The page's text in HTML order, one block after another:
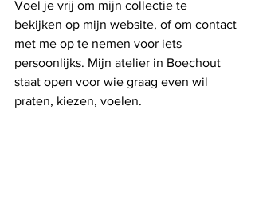
Voel je vrij om mijn collectie te
bekijken op mijn website, of om contact
met me op te nemen voor iets
persoonlijks. Mijn atelier in Boechout
staat open voor wie graag even wil
praten, kiezen, voelen.